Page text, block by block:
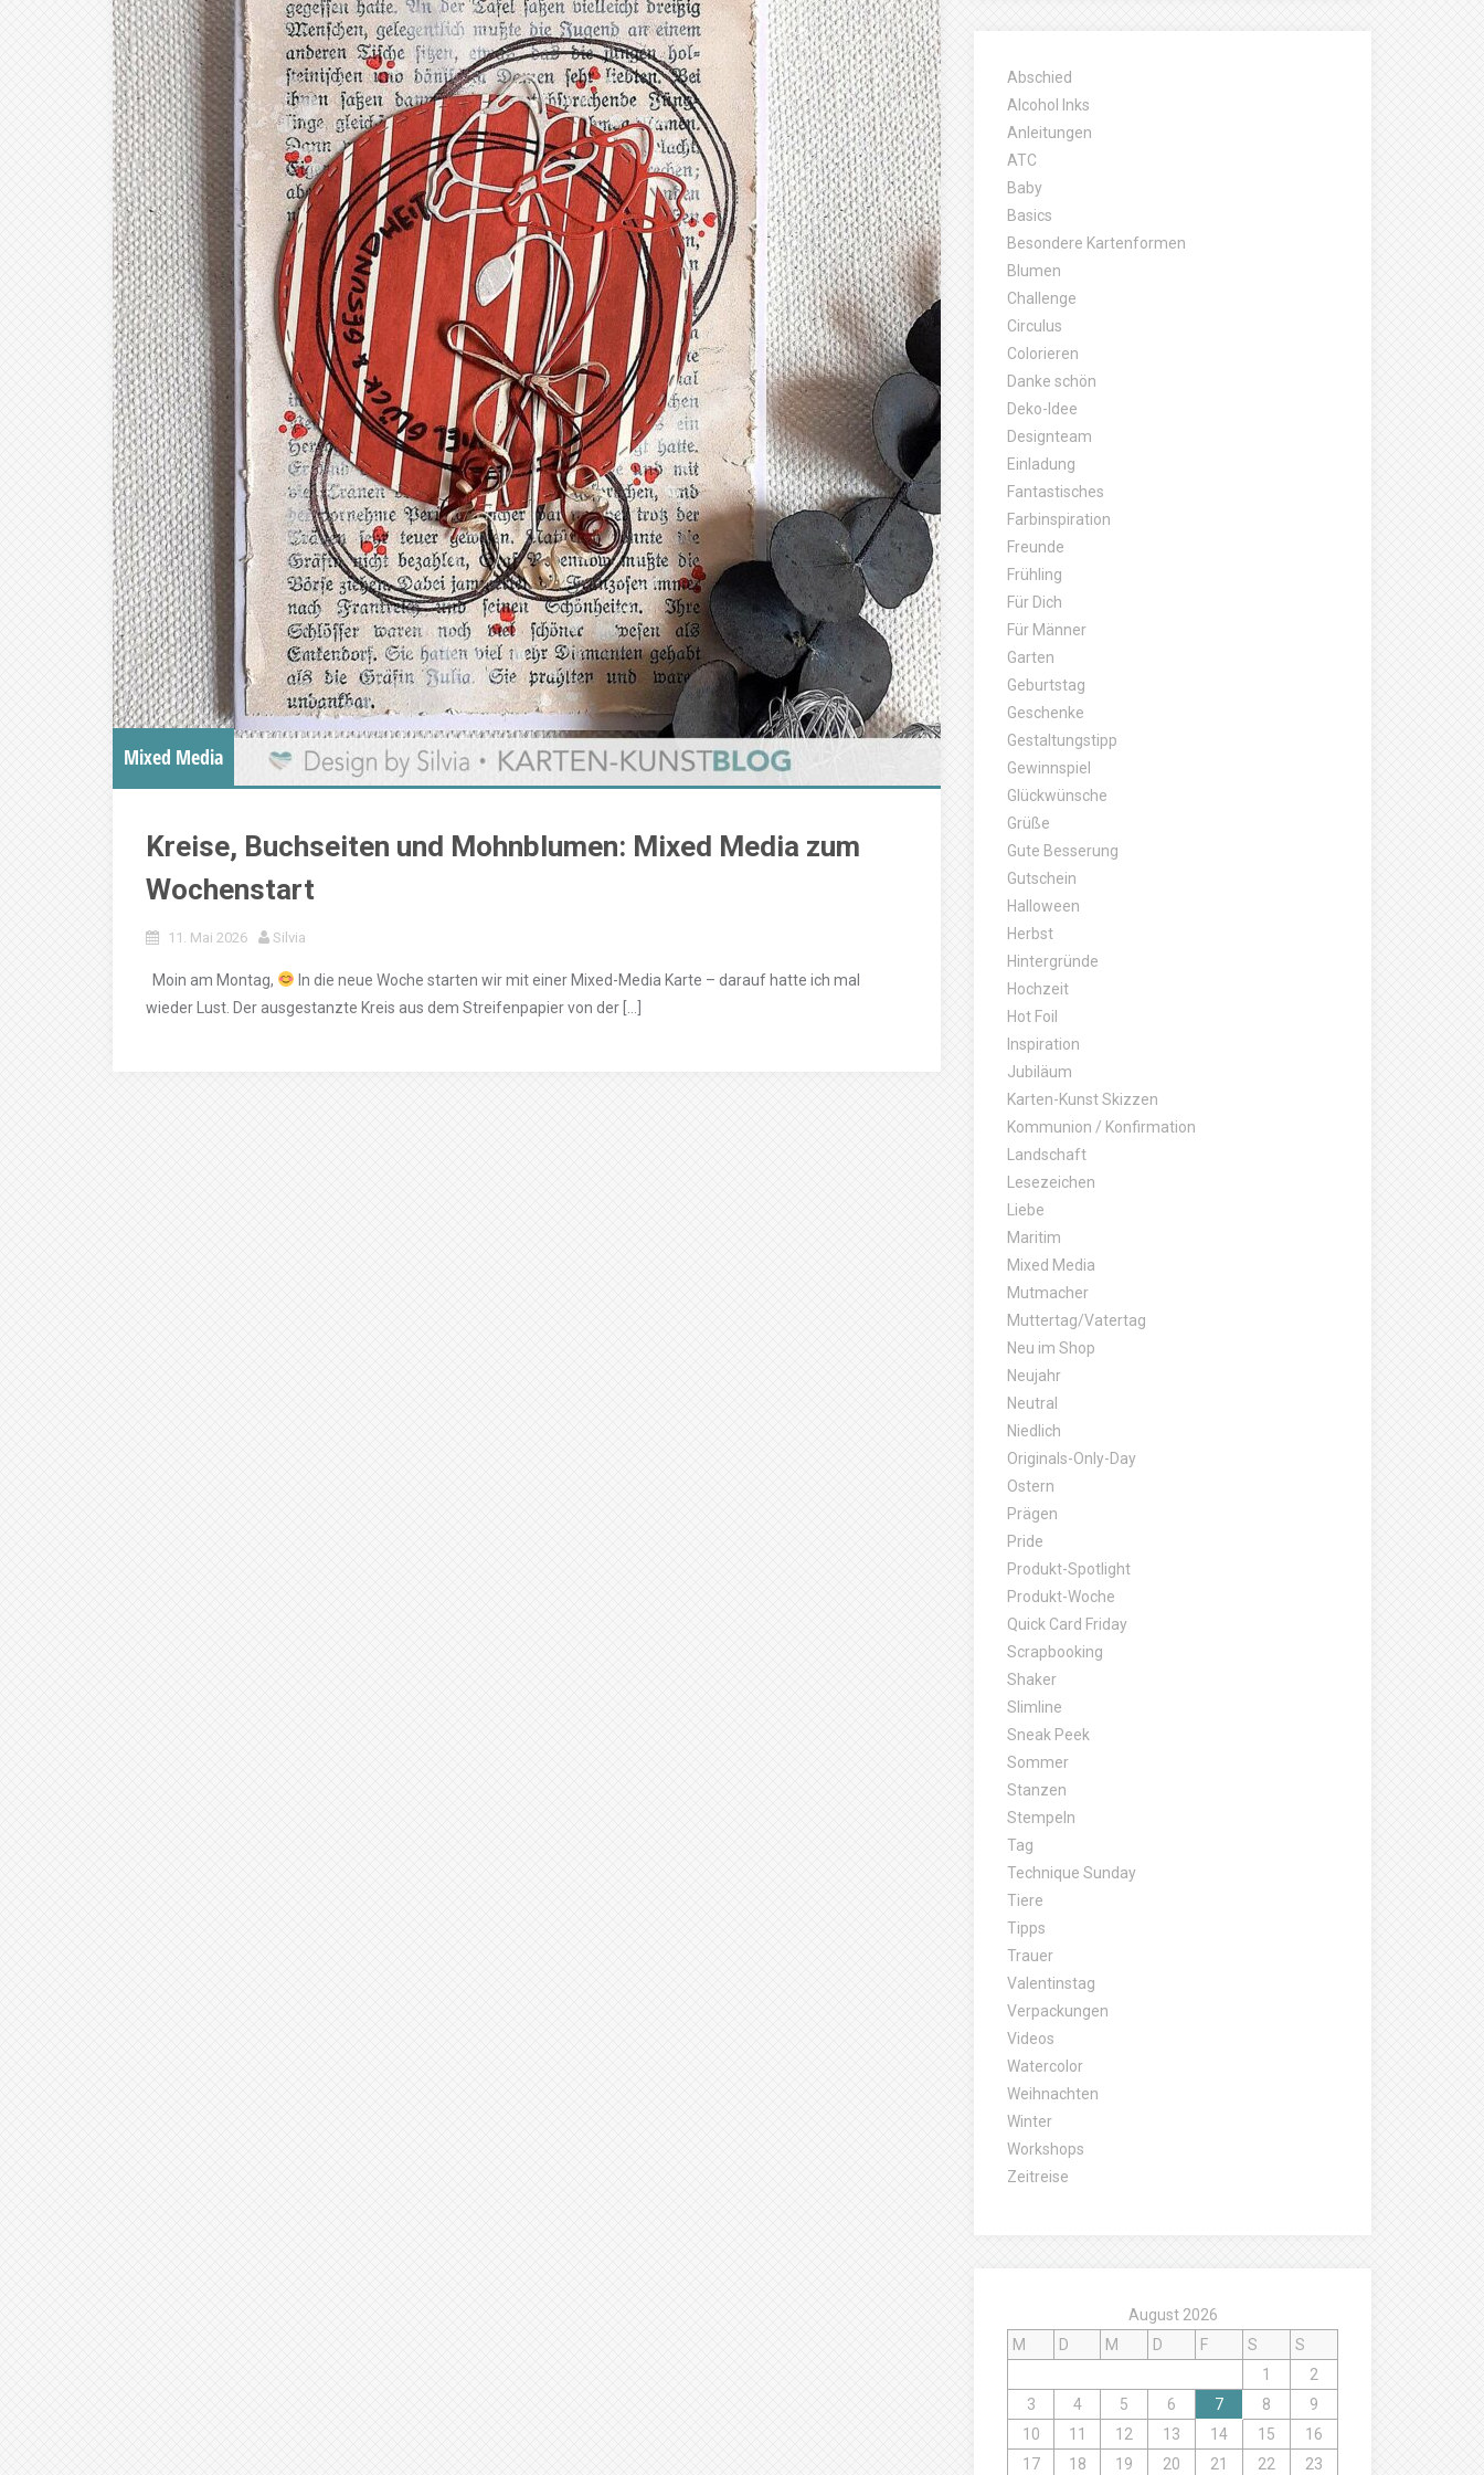
Mixed Media
Kreise, Buchseiten und Mohnblumen: Mixed Media zum
Wochenstart
11. Mai 2026 Silvia
Moin am Montag,
In die neue Woche starten wir mit einer Mixed-Media Karte – darauf hatte ich mal
wieder Lust. Der ausgestanzte Kreis aus dem Streifenpapier von der […]
Abschied
Alcohol Inks
Anleitungen
ATC
Baby
Basics
Besondere Kartenformen
Blumen
Challenge
Circulus
Colorieren
Danke schön
Deko-Idee
Designteam
Einladung
Fantastisches
Farbinspiration
Freunde
Frühling
Für Dich
Für Männer
Garten
Geburtstag
Geschenke
Gestaltungstipp
Gewinnspiel
Glückwünsche
Grüße
Gute Besserung
Gutschein
Halloween
Herbst
Hintergründe
Hochzeit
Hot Foil
Inspiration
Jubiläum
Karten-Kunst Skizzen
Kommunion / Konfirmation
Landschaft
Lesezeichen
Liebe
Maritim
Mixed Media
Mutmacher
Muttertag/Vatertag
Neu im Shop
Neujahr
Neutral
Niedlich
Originals-Only-Day
Ostern
Prägen
Pride
Produkt-Spotlight
Produkt-Woche
Quick Card Friday
Scrapbooking
Shaker
Slimline
Sneak Peek
Sommer
Stanzen
Stempeln
Tag
Technique Sunday
Tiere
Tipps
Trauer
Valentinstag
Verpackungen
Videos
Watercolor
Weihnachten
Winter
Workshops
Zeitreise
August 2026
M
D M D F S
S
1
2
3
4 5 6 7 8
9
10
11 12 13 14 15
16
17
18 19 20 21 22 23